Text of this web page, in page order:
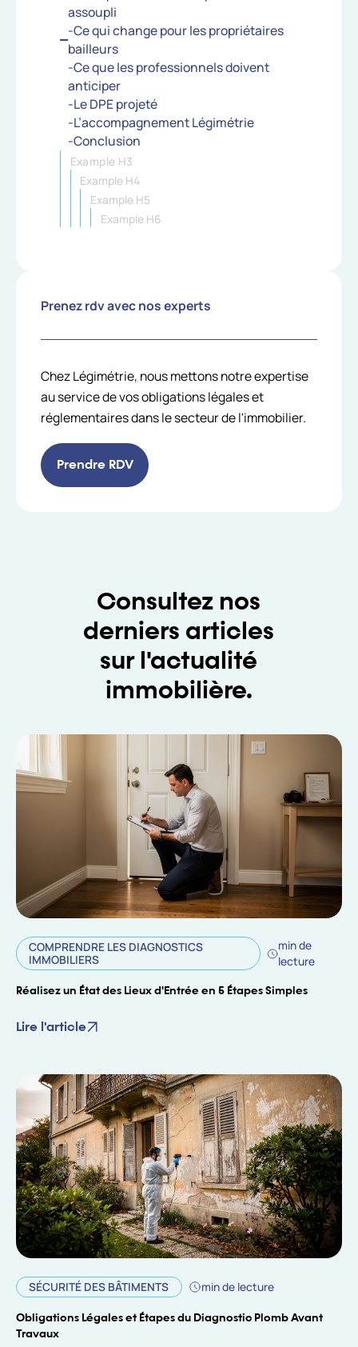
assoupli
-Ce qui change pour les propriétaires
bailleurs
-Ce que les professionnels doivent
anticiper
-Le DPE projeté
-L’accompagnement Légimétrie
-Conclusion
Example H3
Example H4
Example H5
Example H6
Prenez rdv avec nos experts
Chez Légimétrie, nous mettons notre expertise
au service de vos obligations légales et
réglementaires dans le secteur de l'immobilier.
Prendre RDV
Consultez nos
derniers articles
sur l'actualité
immobilière.
COMPRENDRE LES DIAGNOSTICS
IMMOBILIERS
min de
lecture
Réalisez un État des Lieux d'Entrée en 5 Étapes Simples
Lire l'article
SÉCURITÉ DES BÂTIMENTS min de lecture
Obligations Légales et Étapes du Diagnostic Plomb Avant
Travaux